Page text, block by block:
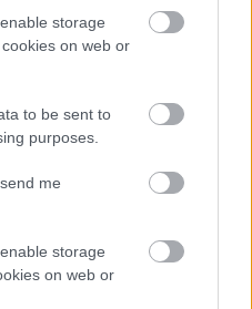
storage
on web or
to be sent to
purposes.
me
storage
on web or
Expo Budapesten